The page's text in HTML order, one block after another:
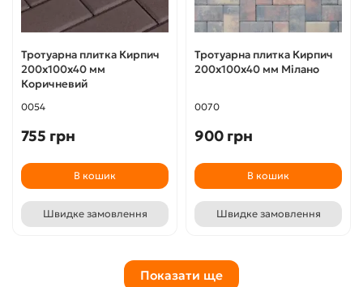
Тротуарна плитка Кирпич
200х100х40 мм
Коричневий
0054
755 грн
В кошик
Швидке замовлення
Тротуарна плитка Кирпич
200х100х40 мм Мілано
0070
900 грн
В кошик
Швидке замовлення
Показати ще